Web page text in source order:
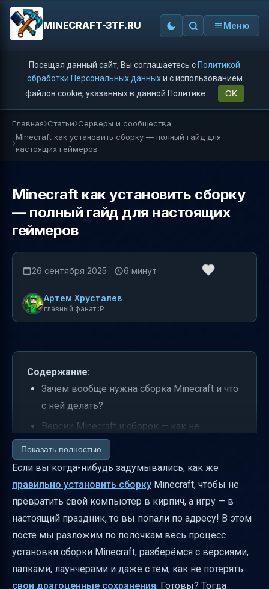
MINECRAFT-3TF.RU Меню
Посещая данный сайт, Вы соглашаетесь с Политикой
обработки Персональных данныхи с использованием
файлов cookie, указанных в данной Политике.
OK
Главная Статьи Серверы и сообщества
Minecraft как установить сборку — полный гайд для
настоящих геймеров
Minecraft как установить сборку
— полный гайд для настоящих
геймеров
26 сентября 2025 6 минут
Артем Хрусталев
главный фанат :P
Содержание:
Зачем вообще нужна сборка Minecraft и что
с ней делать?
Версии Minecraft и сборок — как не
запутаться
Основные разделы для понимания
структуры страницы со сборками
Культурные элементы форума — кто такие
Олдфаги, Дедушки и Новички?
Терминология форума — глоссарий для
выживания
Как правильно установить сборку Minecraft
Показать полностью
Если вы когда-нибудь задумывались, как же
правильно установить сборку Minecraft, чтобы не
превратить свой компьютер в кирпич, а игру — в
настоящий праздник, то вы попали по адресу! В этом
посте мы разложим по полочкам весь процесс
установки сборки Minecraft, разберёмся с версиями,
папками, лаунчерами и даже с тем, как не потерять
свои драгоценные сохранения. Готовы? Тогда